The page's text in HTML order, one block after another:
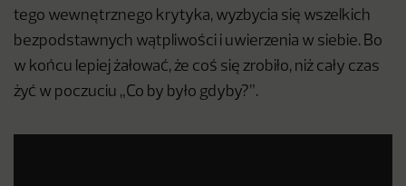
tego wewnętrznego krytyka, wyzbycia się wszelkich
bezpodstawnych wątpliwości i uwierzenia w siebie. Bo
w końcu lepiej żałować, że coś się zrobiło, niż cały czas
żyć w poczuciu „Co by było gdyby?”.